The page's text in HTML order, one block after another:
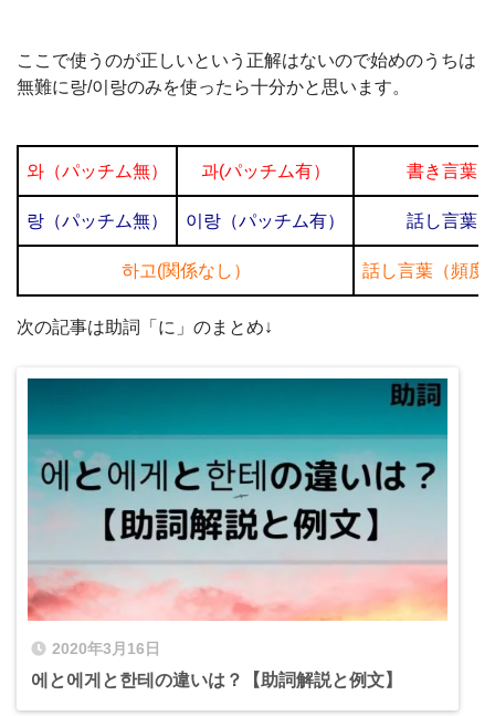
ここで使うのが正しいという正解はないので始めのうちは
無難に랑/이랑のみを使ったら十分かと思います。
와（パッチム無） 과(パッチム有） 書き言葉
랑（パッチム無） 이랑（パッチム有） 話し言葉
하고(関係なし） 話し言葉（頻度
次の記事は助詞「に」のまとめ↓
2020年3月16日
에と에게と한테の違いは？【助詞解説と例文】